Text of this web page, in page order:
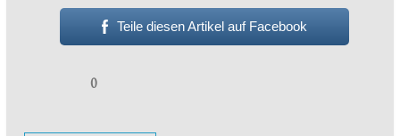
Teile diesen Artikel auf Facebook
0